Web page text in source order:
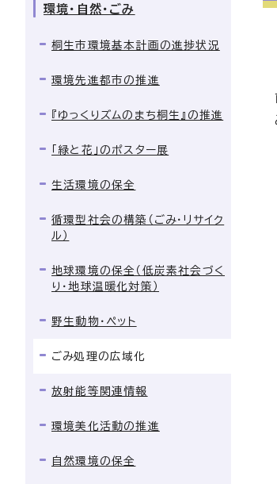
環境・自然・ごみ
桐生市環境基本計画の進捗状況
環境先進都市の推進
『ゆっくりズムのまち桐生』の推進
「緑と花」のポスター展
生活環境の保全
循環型社会の構築（ごみ・リサイク
ル）
地球環境の保全（低炭素社会づく
り・地球温暖化対策）
野生動物・ペット
ごみ処理の広域化
放射能等関連情報
環境美化活動の推進
自然環境の保全